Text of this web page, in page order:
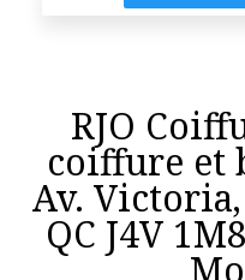
RJO
coiffure et
Av.
QC J4V